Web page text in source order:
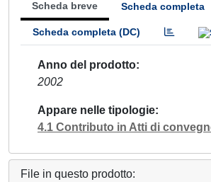
Scheda breve Scheda completa
Scheda completa (DC)
Anno del prodotto
2002
Appare nelle tipologie
4.1 Contributo in Atti di
File in questo prodotto: